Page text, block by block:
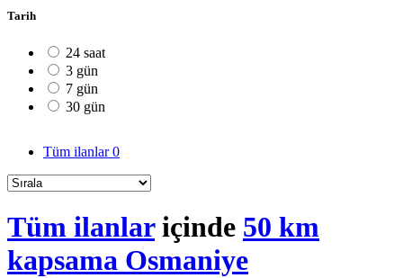
Tarih
24 saat
3 gün
7 gün
30 gün
Tüm ilanlar0
Tüm ilanlariçinde 50 km
kapsama Osmaniye